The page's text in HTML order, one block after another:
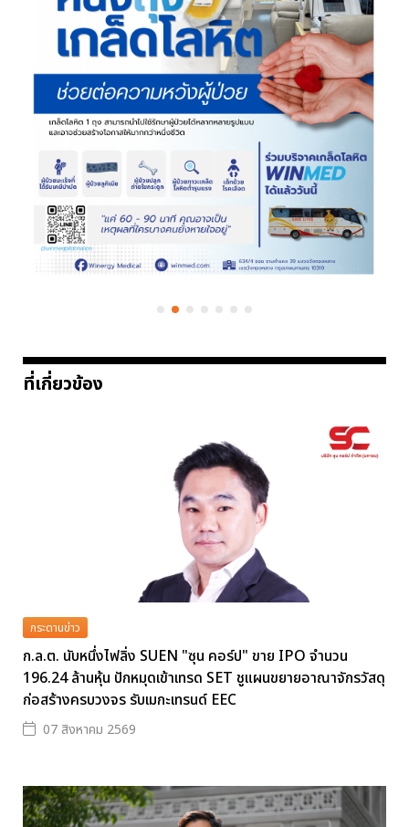
ที่เกี่ยวข้อง
กระดานข่าว
ก.ล.ต. นับหนึ่งไฟลิ่ง SUEN "ซุน คอร์ป" ขาย IPO จำนวน
196.24 ล้านหุ้น ปักหมุดเข้าเทรด SET ชูแผนขยายอาณาจักรวัสดุ
ก่อสร้างครบวงจร รับเมกะเทรนด์ EEC
07 สิงหาคม 2569